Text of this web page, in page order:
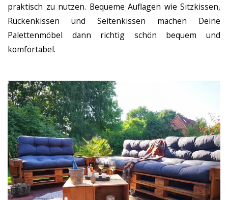
praktisch zu nutzen. Bequeme Auflagen wie Sitzkissen,
Rückenkissen und Seitenkissen machen Deine
Palettenmöbel dann richtig schön bequem und
komfortabel.